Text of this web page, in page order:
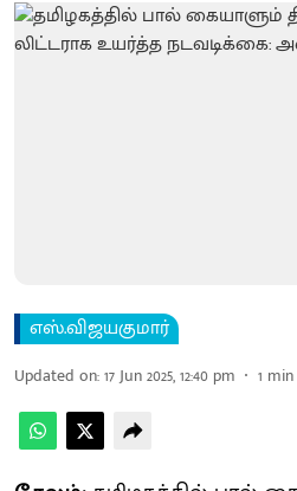
எஸ்.விஜயகுமார்
Updated on:17 Jun 2025, 12:40 pm 1